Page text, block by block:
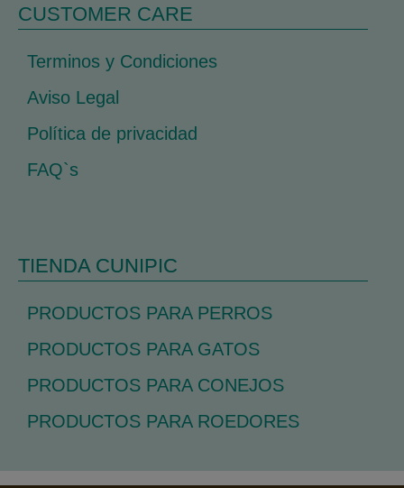
CUSTOMER CARE
Terminos y Condiciones
Aviso Legal
Política de privacidad
FAQ`s
TIENDA CUNIPIC
PRODUCTOS PARA PERROS
PRODUCTOS PARA GATOS
PRODUCTOS PARA CONEJOS
PRODUCTOS PARA ROEDORES